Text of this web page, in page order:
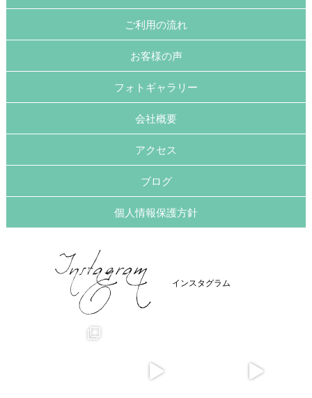
ご利用の流れ
お客様の声
フォトギャラリー
会社概要
アクセス
ブログ
個人情報保護方針
インスタグラム